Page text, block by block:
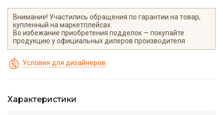
Внимание! Участились обращения по гарантии на товар,
купленный на маркетплейсах.
Во избежание приобретения подделок — покупайте
продукцию у официальных дилеров производителя
Условия для дизайнеров
Характеристики